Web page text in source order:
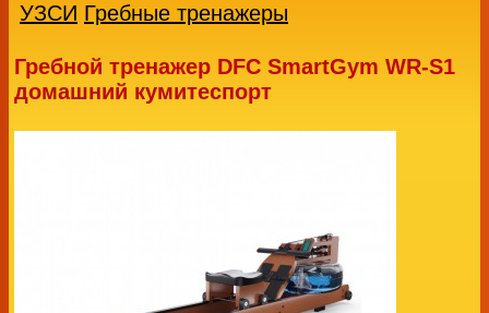
УЗСИ Гребные тренажеры
Гребной тренажер DFC SmartGym WR-S1
домашний кумитеспорт